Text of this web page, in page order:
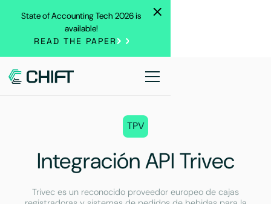
State of Accounting Tech 2026 is
available!
READ THE PAPER
TPV
Integración API Trivec
Trivec es un reconocido proveedor europeo de cajas